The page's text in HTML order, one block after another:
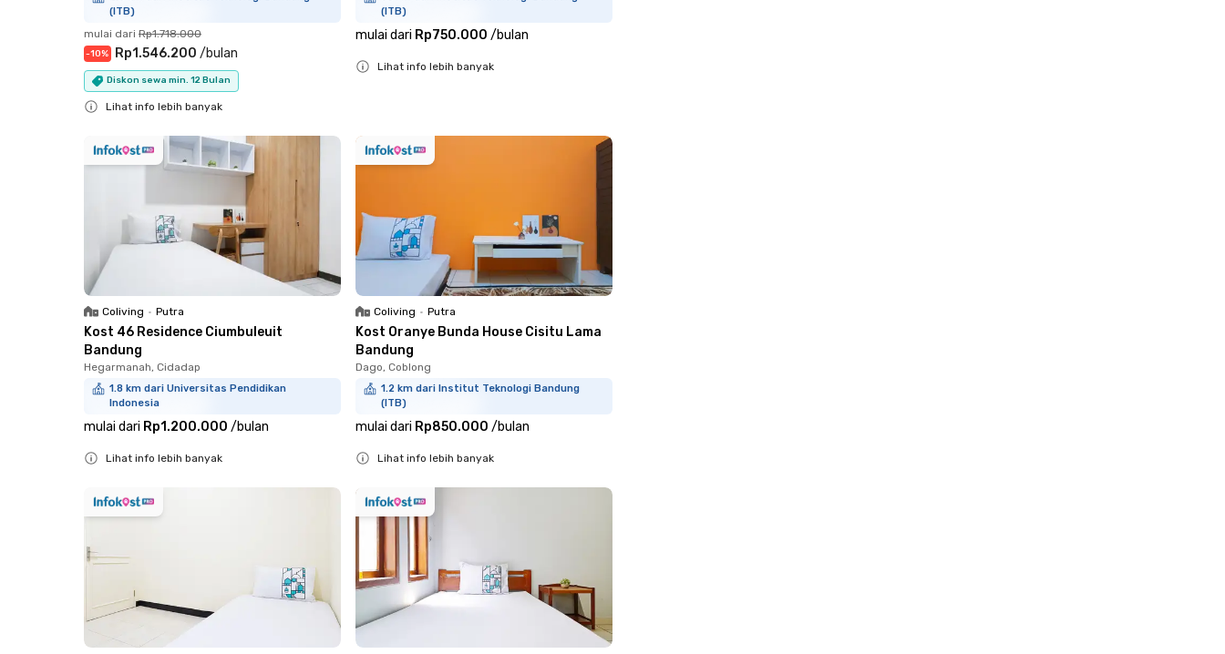
(ITB)
mulai dari Rp1.718.000
-10% Rp1.546.200 /bulan
Diskon sewa min. 12 Bulan
Lihat info lebih banyak
(ITB)
mulai dari Rp750.000 /bulan
Lihat info lebih banyak
Coliving • Putra
Kost 46 Residence Ciumbuleuit
Bandung
Hegarmanah, Cidadap
1.8 km dari Universitas Pendidikan
Indonesia
mulai dari Rp1.200.000 /bulan
Lihat info lebih banyak
Coliving • Putra
Kost Oranye Bunda House Cisitu Lama
Bandung
Dago, Coblong
1.2 km dari Institut Teknologi Bandung
(ITB)
mulai dari Rp850.000 /bulan
Lihat info lebih banyak